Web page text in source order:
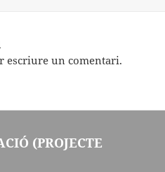
escriure un comentari.
(PROJECTE